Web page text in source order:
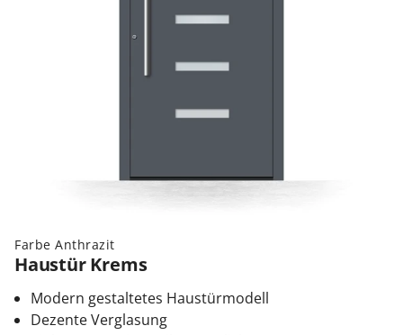
Farbe Anthrazit
Haustür Krems
Modern gestaltetes Haustürmodell
Dezente Verglasung